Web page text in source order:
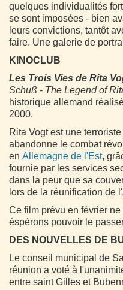
quelques individualités
se sont imposées - bien
leurs convictions, tantôt
faire. Une galerie de
KINOCLUB
Les Trois Vies de Rita
Schuß - The Legend of
historique allemand
2000.
Rita Vogt est une
abandonne le combat
en Allemagne de l'Est,
fournie par les services
dans la peur que sa
lors de la réunification de
Ce film prévu en février
éspérons pouvoir le
DES NOUVELLES DE
Le conseil municipal de
réunion a voté à
entre saint Gilles et